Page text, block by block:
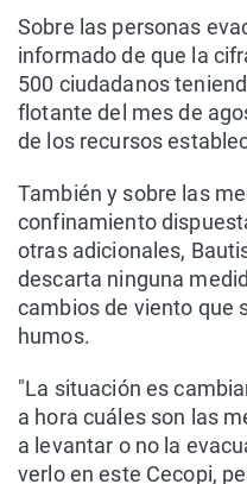
Sobre las personas
informado de que la
500 ciudadanos
flotante del mes de
de los recursos
También y sobre las
confinamiento
otras adicionales,
descarta ninguna
cambios de viento que
humos.
"La situación es
a hora cuáles son las
a levantar o no la
verlo en este Cecopi,